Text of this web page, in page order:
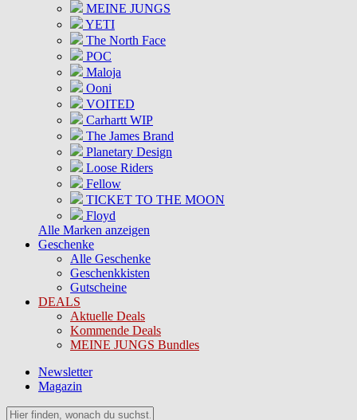
MEINE JUNGS
YETI
The North Face
POC
Maloja
Ooni
VOITED
Carhartt WIP
The James Brand
Planetary Design
Loose Riders
Fellow
TICKET TO THE MOON
Floyd
Alle Marken anzeigen
Geschenke
Alle Geschenke
Geschenkkisten
Gutscheine
DEALS
Aktuelle Deals
Kommende Deals
MEINE JUNGS Bundles
Newsletter
Magazin